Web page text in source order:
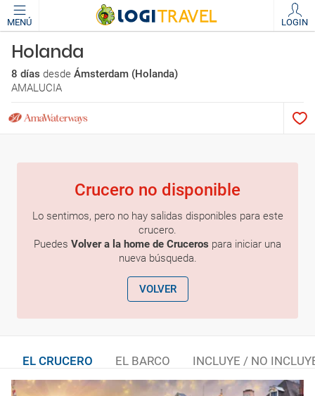
MENÚ LOGIN
Holanda
8 días desde Ámsterdam (Holanda)
AMALUCIA
Crucero no disponible
Lo sentimos, pero no hay salidas disponibles para este
crucero.
Puedes Volver a la home de Cruceros para iniciar una
nueva búsqueda.
VOLVER
EL CRUCERO EL BARCO INCLUYE / NO